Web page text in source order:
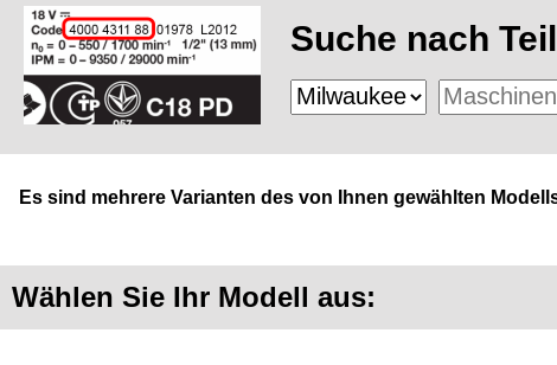
Suche nach
Es sind mehrere Varianten des von Ihnen gewählten
Wählen Sie Ihr Modell aus: